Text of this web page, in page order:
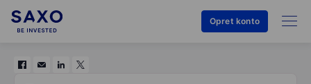
Opret konto